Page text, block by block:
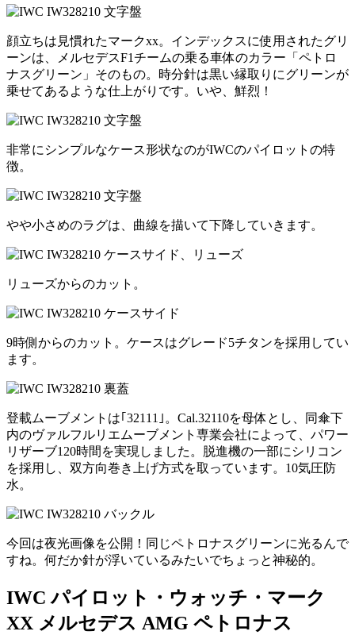
顔立ちは見慣れたマークxx。インデックスに使用されたグリ
ーンは、メルセデスF1チームの乗る車体のカラー「ペトロ
ナスグリーン」そのもの。時分針は黒い縁取りにグリーンが
乗せてあるような仕上がりです。いや、鮮烈！
非常にシンプルなケース形状なのがIWCのパイロットの特
徴。
やや小さめのラグは、曲線を描いて下降していきます。
リューズからのカット。
9時側からのカット。ケースはグレード5チタンを採用してい
ます。
登載ムーブメントは｢32111｣。Cal.32110を母体とし、同傘下
内のヴァルフルリエムーブメント専業会社によって、パワー
リザーブ120時間を実現しました。脱進機の一部にシリコン
を採用し、双方向巻き上げ方式を取っています。10気圧防
水。
今回は夜光画像を公開！同じペトロナスグリーンに光るんで
すね。何だか針が浮いているみたいでちょっと神秘的。
IWC パイロット・ウォッチ・マーク
XX メルセデス AMG ペトロナス